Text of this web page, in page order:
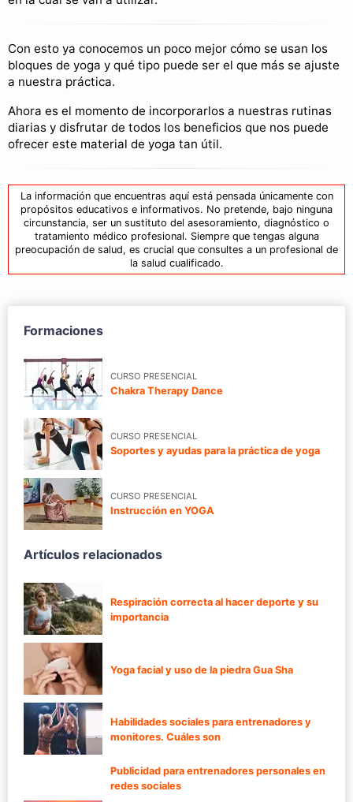
Con esto ya conocemos un poco mejor cómo se usan los
bloques de yoga y qué tipo puede ser el que más se ajuste
a nuestra práctica.
Ahora es el momento de incorporarlos a nuestras rutinas
diarias y disfrutar de todos los beneficios que nos puede
ofrecer este material de yoga tan útil.
La información que encuentras aquí está pensada únicamente con
propósitos educativos e informativos. No pretende, bajo ninguna
circunstancia, ser un sustituto del asesoramiento, diagnóstico o
tratamiento médico profesional. Siempre que tengas alguna
preocupación de salud, es crucial que consultes a un profesional de
la salud cualificado.
Formaciones
CURSO PRESENCIAL
Chakra Therapy Dance
CURSO PRESENCIAL
Soportes y ayudas para la práctica de yoga
CURSO PRESENCIAL
Instrucción en YOGA
Artículos relacionados
Respiración correcta al hacer deporte y su
importancia
Yoga facial y uso de la piedra Gua Sha
Habilidades sociales para entrenadores y
monitores. Cuáles son
Publicidad para entrenadores personales en
redes sociales